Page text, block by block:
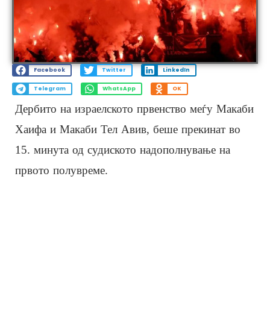
Facebook Twitter LinkedIn
Telegram WhatsApp OK
Дербито на израелското првенство меѓу Макаби
Хаифа и Макаби Тел Авив, беше прекинат во
15. минута од судиското надополнување на
првото полувреме.